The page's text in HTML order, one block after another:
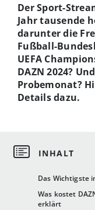
Das Wichtigste
Was kostet
erklärt
Der Sport-
Jahr tausende
darunter die
Fußball-
UEFA
DAZN 2024?
Probemonat?
Details dazu.